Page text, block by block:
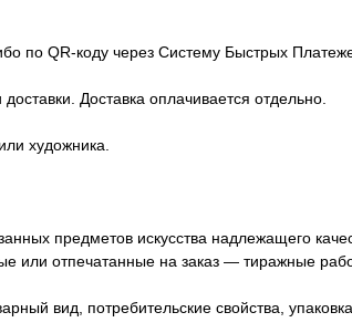
по QR-коду через Систему Быстрых
Доставка оплачивается отдельно.
художника.
предметов искусства надлежащего
или отпечатанные на заказ — тиражные
вид, потребительские свойства,